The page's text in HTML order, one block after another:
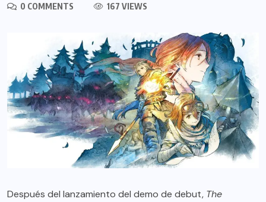
0 COMMENTS
167 VIEWS
Después del lanzamiento del demo de debut, The